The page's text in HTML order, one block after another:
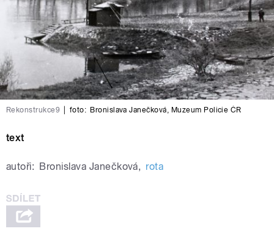
Rekonstrukce9 foto: Bronislava Janečková, Muzeum Policie ČR
text
autoři: Bronislava Janečková, rota